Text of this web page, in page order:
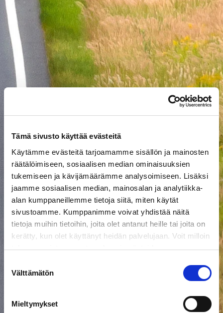
Tämä sivusto käyttää evästeitä
Käytämme evästeitä tarjoamamme sisällön ja mainosten
räätälöimiseen, sosiaalisen median ominaisuuksien
tukemiseen ja kävijämäärämme analysoimiseen. Lisäksi
jaamme sosiaalisen median, mainosalan ja analytiikka-
alan kumppaneillemme tietoja siitä, miten käytät
sivustoamme. Kumppanimme voivat yhdistää näitä
tietoja muihin tietoihin, joita olet antanut heille tai joita on
kerätty, kun olet käyttänyt heidän palvelujaan. Voit milloin
tahansa poistaa suostumuksesi evästeiden
valinta
Välttämätön
Mieltymykset